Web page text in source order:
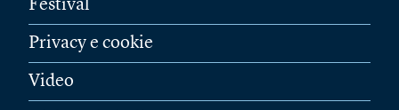
Festival
Privacy e cookie
Video